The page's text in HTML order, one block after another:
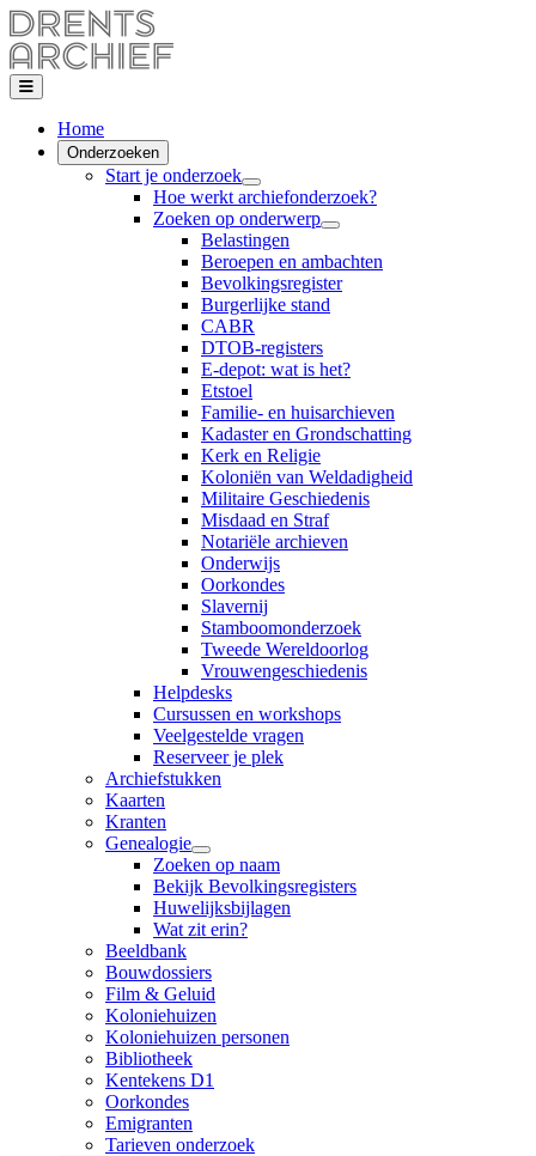
Home
Onderzoeken
Start je onderzoek
Hoe werkt archiefonderzoek?
Zoeken op onderwerp
Belastingen
Beroepen en ambachten
Bevolkingsregister
Burgerlijke stand
CABR
DTOB-registers
E-depot: wat is het?
Etstoel
Familie- en huisarchieven
Kadaster en Grondschatting
Kerk en Religie
Koloniën van Weldadigheid
Militaire Geschiedenis
Misdaad en Straf
Notariële archieven
Onderwijs
Oorkondes
Slavernij
Stamboomonderzoek
Tweede Wereldoorlog
Vrouwengeschiedenis
Helpdesks
Cursussen en workshops
Veelgestelde vragen
Reserveer je plek
Archiefstukken
Kaarten
Kranten
Genealogie
Zoeken op naam
Bekijk Bevolkingsregisters
Huwelijksbijlagen
Wat zit erin?
Beeldbank
Bouwdossiers
Film & Geluid
Koloniehuizen
Koloniehuizen personen
Bibliotheek
Kentekens D1
Oorkondes
Emigranten
Tarieven onderzoek